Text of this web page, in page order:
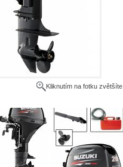
Kliknutím na fotku zvětšíte